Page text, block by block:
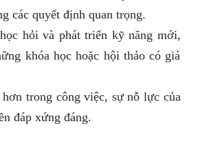
các quyết định quan trọng.
hỏi và phát triển kỹ năng mới,
khóa học hoặc hội thảo có giá
trong công việc, sự nỗ lực của
đáp xứng đáng.